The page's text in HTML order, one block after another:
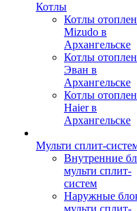
Котлы
Котлы
Mizudo в
Архангельске
Котлы
Эван в
Архангельске
Котлы
Haier в
Архангельске
Мульти сплит-
Внутренние
мульти сплит-
систем
Наружные
мульти сплит-